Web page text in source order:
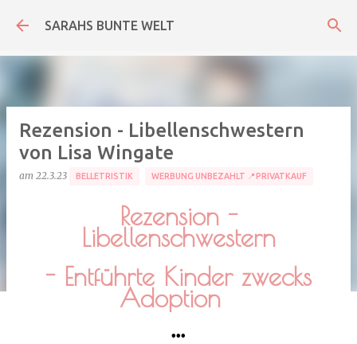
Direkt zum Hauptbereich
SARAHS BUNTE WELT
Rezension - Libellenschwestern
von Lisa Wingate
am 22.3.23 BELLETRISTIK WERBUNG UNBEZAHLT 📍PRIVATKAUF
Rezension -
Libellenschwestern
- Entführte Kinder zwecks
Adoption
•••